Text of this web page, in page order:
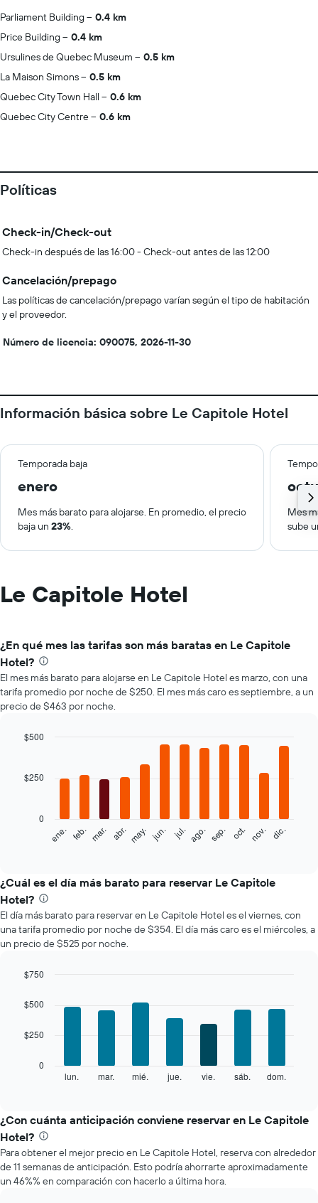
Parliament Building
0.4 km
Price Building
0.4 km
Ursulines de Quebec Museum
0.5 km
La Maison Simons
0.5 km
Quebec City Town Hall
0.6 km
Quebec City Centre
0.6 km
Políticas
Check-in/Check-out
Check-in después de las 16:00 - Check-out antes de las 12:00
Cancelación/prepago
Las políticas de cancelación/prepago varían según el tipo de habitación
y el proveedor.
Número de licencia: 090075, 2026-11-30
Información básica sobre Le Capitole Hotel
Temporada baja
enero
Mes más barato para alojarse. En promedio, el precio
baja un 23%.
Mes
sube
Le Capitole Hotel
¿En qué mes las tarifas son más baratas en Le Capitole
Hotel?
El mes más barato para alojarse en Le Capitole Hotel es marzo, con una
tarifa promedio por noche de $250. El mes más caro es septiembre, a un
precio de $463 por noche.
with
siguiente
el
precio
promedio
de
una
habitación
mes
gráfico
eje
El
gráfico
muestra
1
eje
ene. feb. mar. abr. may. jun. jul. ago. sep. oct. nov. dic.
0
$250
$500
¿Cuál es el día más barato para reservar Le Capitole
Hotel?
El día más barato para reservar en Le Capitole Hotel es el viernes, con
una tarifa promedio por noche de $354. El día más caro es el miércoles, a
un precio de $525 por noche.
chart
with
bars.
el
precio
promedio
de
una
habitación
graphic.
lun. mar. mié. jue. vie. sáb. dom.
0
$250
$500
$750
¿Con cuánta anticipación conviene reservar en Le Capitole
Hotel?
Para obtener el mejor precio en Le Capitole Hotel, reserva con alrededor
de 11 semanas de anticipación. Esto podría ahorrarte aproximadamente
un 46%% en comparación con hacerlo a última hora.